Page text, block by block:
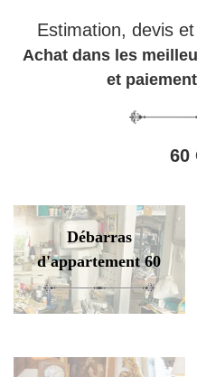
Estimation, devis
Achat dans les
et
60
Débarras
d'appartement 60